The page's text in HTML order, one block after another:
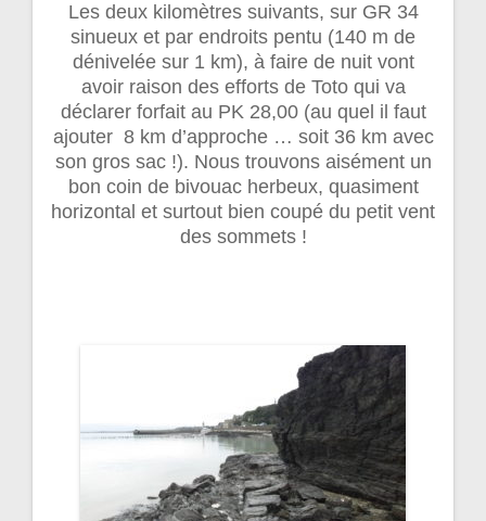
Les deux kilomètres suivants, sur GR 34
sinueux et par endroits pentu (140 m de
dénivelée sur 1 km), à faire de nuit vont
avoir raison des efforts de Toto qui va
déclarer forfait au PK 28,00 (au quel il faut
ajouter 8 km d’approche … soit 36 km avec
son gros sac !). Nous trouvons aisément un
bon coin de bivouac herbeux, quasiment
horizontal et surtout bien coupé du petit vent
des sommets !